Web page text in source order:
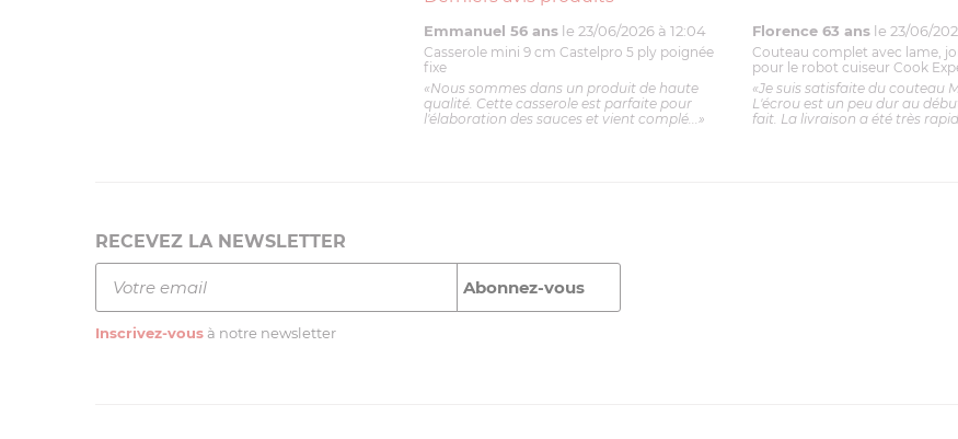
Emmanuel 56 ans le 23/06/2026 à 12:04
Casserole mini 9 cm Castelpro 5 ply poignée
fixe
«Nous sommes dans un produit de haute
qualité. Cette casserole est parfaite pour
l'élaboration des sauces et vient complé...»
Florence 63 ans le 23/06/
Couteau complet avec lame,
pour le robot cuiseur Cook
«Je suis satisfaite du couteau
L'écrou est un peu dur au
fait. La livraison a été très
RECEVEZ LA NEWSLETTER
Inscrivez-vous à notre newsletter